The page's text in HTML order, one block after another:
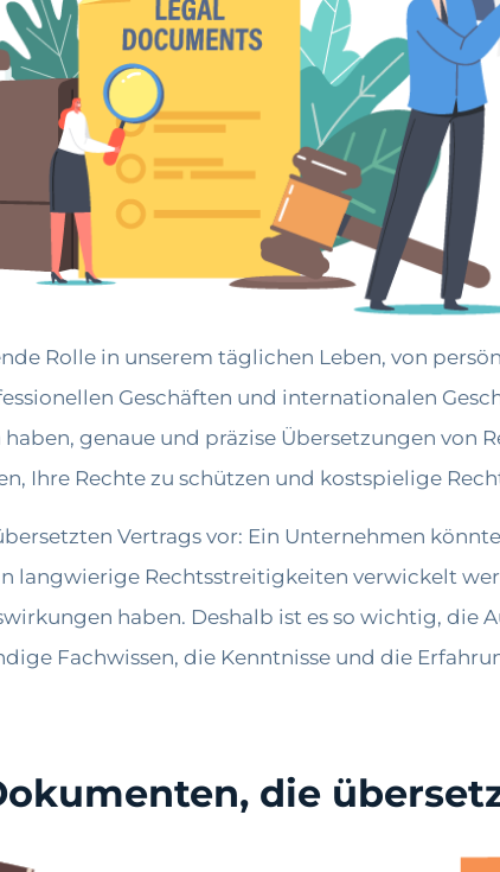
Rolle in unserem täglichen Leben, von
Geschäften und internationalen
genaue und präzise Übersetzungen von
Ihre Rechte zu schützen und kostspielige
Vertrags vor: Ein Unternehmen
langwierige Rechtsstreitigkeiten verwickelt
haben. Deshalb ist es so wichtig, die
Fachwissen, die Kenntnisse und die
die